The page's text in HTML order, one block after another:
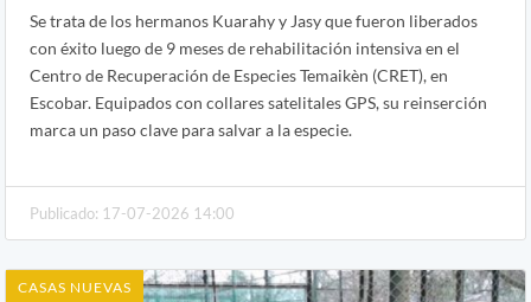
Se trata de los hermanos Kuarahy y Jasy que fueron liberados
con éxito luego de 9 meses de rehabilitación intensiva en el
Centro de Recuperación de Especies Temaikèn (CRET), en
Escobar. Equipados con collares satelitales GPS, su reinserción
marca un paso clave para salvar a la especie.
Publicado: 17-07-2026 14:00
CASAS NUEVAS